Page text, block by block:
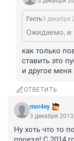
Гость3 декабря
как только
ставить это
и другое
ОТВЕТИТЬ
mor4ey
3 декабря
Ну хоть что то